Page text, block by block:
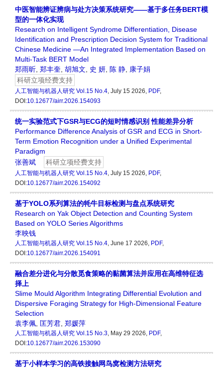
中医智能辨证辨病与处方决策系统研究——基于多任务BERT模
型的一体化实现
Research on Intelligent Syndrome Differentiation, Disease
Identification and Prescription Decision System for Traditional
Chinese Medicine —An Integrated Implementation Based on
Multi-Task BERT Model
郑雨昕 郑丰奎 胡旭文 史 妍 陈 静
康子娟
科研立项经费支持
人工智能与机器人研究 Vol.15 No.4, July 15 2026, PDF,
DOI:10.12677/airr.2026.154093
统一实验范式下GSR与ECG的短时情感识别 性能差异分析
Performance Difference Analysis of GSR and ECG in Short-
Term Emotion Recognition under a Unified Experimental
Paradigm
张善斌
科研立项经费支持
人工智能与机器人研究 Vol.15 No.4, July 15 2026, PDF,
DOI:10.12677/airr.2026.154092
基于YOLO系列算法的牦牛目标检测与盘点系统研究
Research on Yak Object Detection and Counting System
Based on YOLO Series Algorithms
李映钱
人工智能与机器人研究 Vol.15 No.4, June 17 2026, PDF,
DOI:10.12677/airr.2026.154091
融合差分进化与分散觅食策略的黏菌算法并应用在高维特征选
择上
Slime Mould Algorithm Integrating Differential Evolution and
Dispersive Foraging Strategy for High-Dimensional Feature
Selection
袁李佩
匡芳君 郑媛萍
人工智能与机器人研究 Vol.15 No.3, May 29 2026, PDF,
DOI:10.12677/airr.2026.153090
基于小样本学习的高铁接触网鸟窝检测方法研究